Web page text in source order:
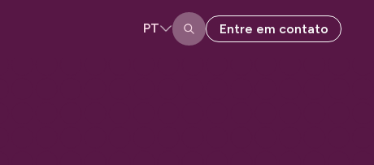
PT Entre em contato